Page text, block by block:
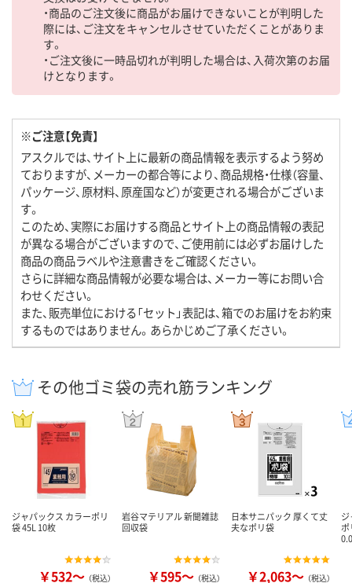
・商品のご注文後に商品がお届けできないことが判明した
際には、ご注文をキャンセルさせていただくことがありま
す。
・ご注文後に一時品切れが判明した場合は、入荷次第のお届
けとなります。
※ご注意【免責】
アスクルでは、サイト上に最新の商品情報を表示するよう努め
ておりますが、メーカーの都合等により、商品規格・仕様（容量、
パッケージ、原材料、原産国など）が変更される場合がございま
す。
このため、実際にお届けする商品とサイト上の商品情報の表記
が異なる場合がございますので、ご使用前には必ずお届けした
商品の商品ラベルや注意書きをご確認ください。
さらに詳細な商品情報が必要な場合は、メーカー等にお問い合
わせください。
また、販売単位における「セット」表記は、箱でのお届けをお約束
するものではありません。あらかじめご了承ください。
その他ゴミ袋の売れ筋ランキング
ジャパックス カラーポリ
袋 45L 10枚
￥532～ （税込）
岩谷マテリアル 新聞雑誌
回収袋
￥595～ （税込）
日本サニパック 厚くて丈
夫なポリ袋
￥2,063～ （税込）
ポ